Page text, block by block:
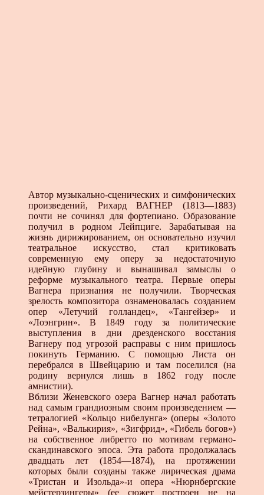
Автор музыкально-сценических и симфонических
произведений, Рихард ВАГНЕР (1813—1883)
почти не сочинял для фортепиано. Образование
получил в родном Лейпциге. Зарабатывая на
жизнь дирижированием, он основательно изучил
театральное искусство, стал критиковать
современную ему оперу за недостаточную
идейную глубину и вынашивал замыслы о
реформе музыкального театра. Первые оперы
Вагнера признания не получили. Творческая
зрелость композитора ознаменовалась созданием
опер «Летучий голландец», «Тангейзер» и
«Лоэнгрин». В 1849 году за политические
выступления в дни дрезденского восстания
Вагнеру под угрозой расправы с ним пришлось
покинуть Германию. С помощью Листа он
перебрался в Швейцарию и там поселился (на
родину вернулся лишь в 1862 году после
амнистии).
Вблизи Женевского озера Вагнер начал работать
над самым грандиозным своим произведением —
тетралогией «Кольцо нибелунга» (оперы «Золото
Рейна», «Валькирия», «Зигфрид», «Гибель богов»)
на собственное либретто по мотивам германо-
скандинавского эпоса. Эта работа продолжалась
двадцать лет (1854—1874), на протяжении
которых были созданы также лирическая драма
«Тристан и Изольда»-и опера «Нюрнбергские
мейстерзингеры» (ее сюжет построен не на